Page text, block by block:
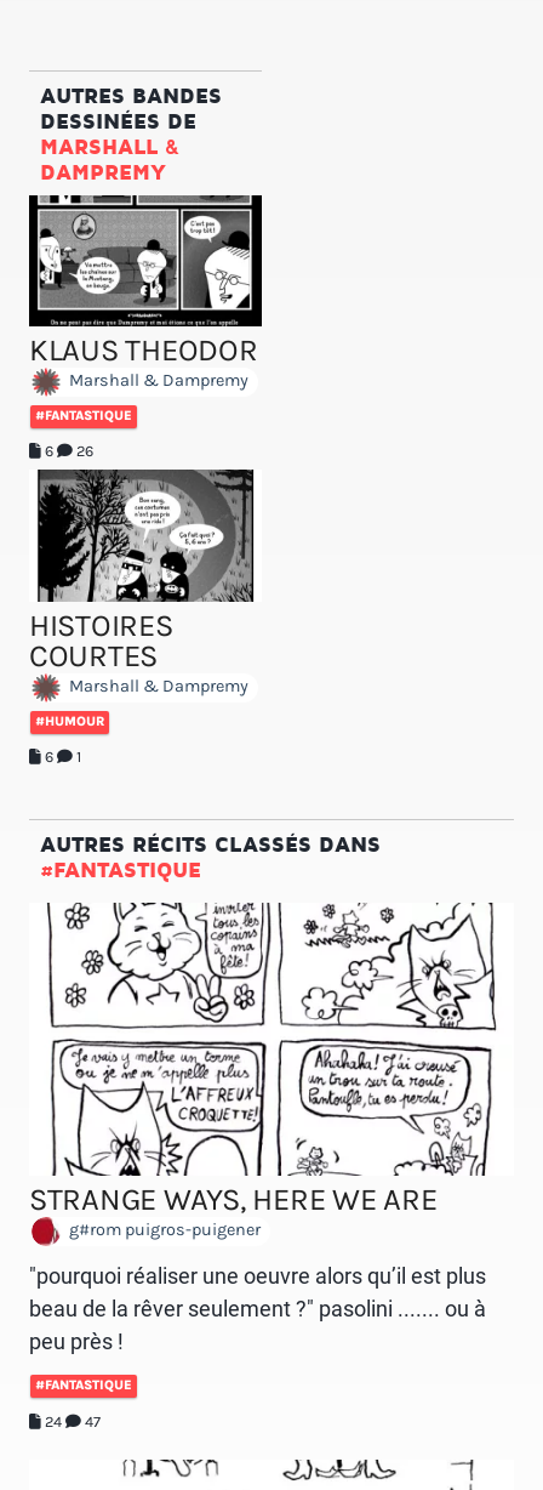
AUTRES BANDES
DESSINÉES DE
MARSHALL &
DAMPREMY
KLAUS THEODOR
Marshall & Dampremy
#FANTASTIQUE
6 26
HISTOIRES
COURTES
Marshall & Dampremy
#HUMOUR
6 1
AUTRES RÉCITS CLASSÉS DANS
#FANTASTIQUE
STRANGE WAYS, HERE WE ARE
g#rom puigros-puigener
"pourquoi réaliser une oeuvre alors qu’il est plus
beau de la rêver seulement ?" pasolini ....... ou à
peu près !
#FANTASTIQUE
24 47